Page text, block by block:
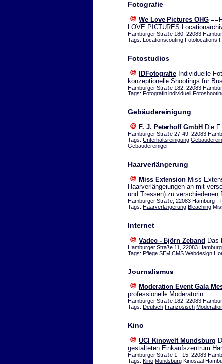
Fotografie
We Love Pictures OHG
LOVE PICTURES
Hamburger Straße 180, 22083
Tags: Locationscouting Fotolocations
Fotostudios
IDFotografie Individuelle
konzeptionelle Shootings für
Hamburger Straße 182, 22083
Tags: Fotografin individuell
Gebäudereinigung
F. J. Peterhoff GmbH Die F.
Hamburger Straße 27-49, 22083
Tags: Unterhaltsreinigung
Gebäudereiniger
Haarverlängerung
Miss Extension Miss
Haarverlängerungen an mit
und Tressen) zu verschiedenen
Hamburger Straße, 22083 Hamburg ,
Tags: Haarverlängerung Bleaching
Internet
Vadeo - Björn Zeband Das
Hamburger Straße 11, 22083
Tags: Pflege SEM CMS Webdesign
Journalismus
Moderation Event Gala
professionelle Moderatorin.
Hamburger Straße 182, 22083
Tags: Deutsch Französisch
Kino
UCI Kinowelt Mundsburg
gestalteten Einkaufszentrum
Hamburger Straße 1 - 15, 22083
Tags: Kino Mundsburg Kinosaal